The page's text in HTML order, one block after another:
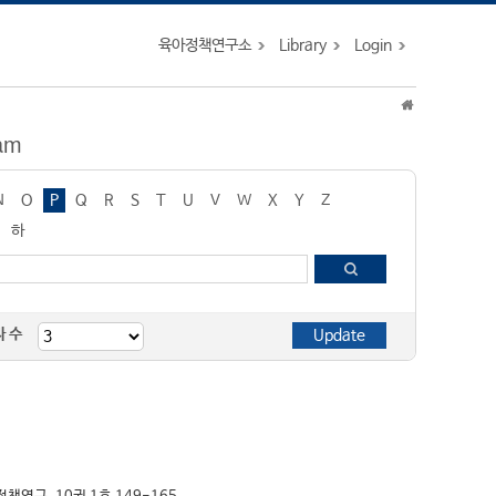
육아정책연구소 Library Login
O P Q R S T U V W X Y
Z
하
수